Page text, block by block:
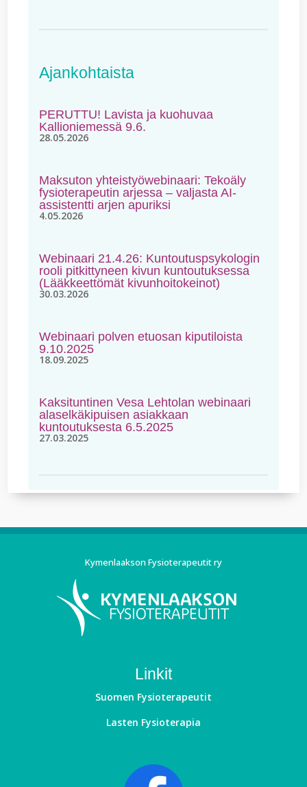
Ajankohtaista
PERUTTU! Lavista ja kuohuvaa
Kallioniemessä 9.6.
28.05.2026
Maksuton yhteistyöwebinaari: Tekoäly
fysioterapeutin arjessa – valjasta AI-
assistentti arjen apuriksi
4.05.2026
Webinaari 21.4.26: Kuntoutuspsykologin
rooli pitkittyneen kivun kuntoutuksessa
(Lääkkeettömät kivunhoitokeinot)
30.03.2026
Webinaari polven etuosan kiputiloista
9.10.2025
18.09.2025
Kaksituntinen Vesa Lehtolan webinaari
alaselkäkipuisen asiakkaan
kuntoutuksesta 6.5.2025
27.03.2025
Kymenlaakson Fysioterapeutit ry
Linkit
Suomen Fysioterapeutit
Lasten Fysioterapia